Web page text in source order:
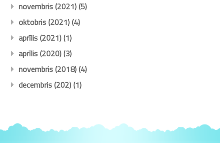
novembris (2021)(5)
oktobris (2021)(4)
aprīlis (2021)(1)
aprīlis (2020)(3)
novembris (2018)(4)
decembris (202)(1)